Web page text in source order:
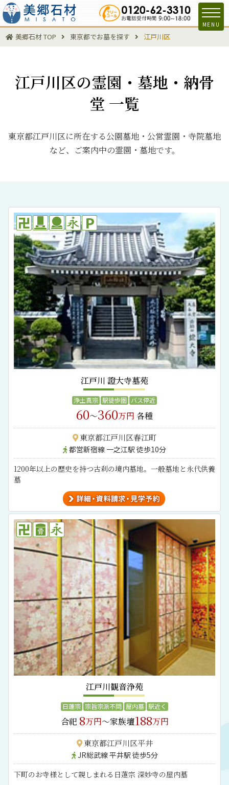
MENU
美郷石材 TOP 東京都でお墓を探す 江戸川区
江戸川区の霊園・墓地・納骨
堂 一覧
東京都江戸川区に所在する公園墓地・公営霊園・寺院墓地
など、ご案内中の霊園・墓地です。
江戸川 證大寺墓苑
浄土真宗 駅徒歩圏 バス停近
60～360万円 各種
東京都江戸川区春江町
都営新宿線 一之江駅 徒歩10分
1200年以上の歴史を持つ古刹の境内墓地。一般墓地と永代供養
墓
江戸川観音浄苑
日蓮宗 宗旨宗派不問 屋内墓 駅近く
合祀 8万円～家族壇188万円
東京都江戸川区平井
JR総武線 平井駅 徒歩5分
下町のお寺様として親しまれる日蓮宗 深妙寺の屋内墓